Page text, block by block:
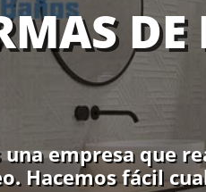
una empresa que
Hacemos fácil